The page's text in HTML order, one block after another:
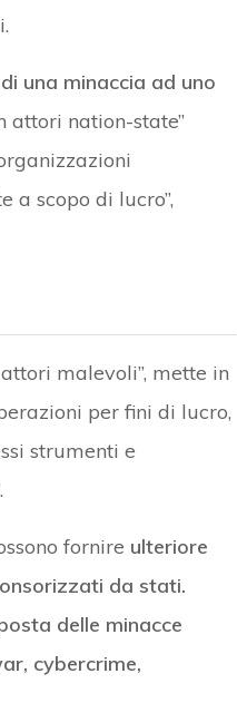
una minaccia ad uno
attori nation-state”
a scopo di lucro”,
malevoli”, mette in
per fini di lucro,
strumenti e
fornire ulteriore
da stati.
delle minacce
cybercrime,